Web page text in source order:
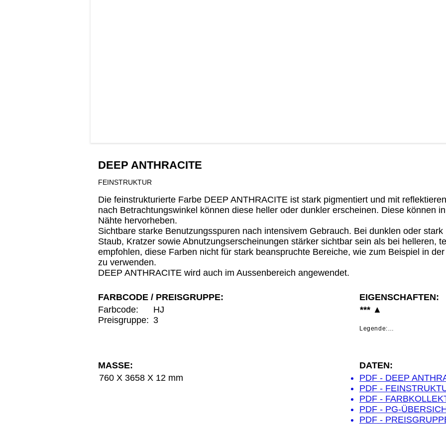
DEEP ANTHRACITE
FEINSTRUKTUR
Die feinstrukturierte Farbe DEEP ANTHRACITE ist stark pigmentiert und mit
nach Betrachtungswinkel können diese heller oder dunkler erscheinen. Diese können
Nähte hervorheben.
Sichtbare starke Benutzungsspuren nach intensivem Gebrauch. Bei dunklen oder
Staub, Kratzer sowie Abnutzungserscheinungen stärker sichtbar sein als bei helleren,
empfohlen, diese Farben nicht für stark beanspruchte Bereiche, wie zum Beispiel in
zu verwenden.
DEEP ANTHRACITE wird auch im Aussenbereich angewendet.
FARBCODE / PREISGRUPPE:
Farbcode:
Preisgruppe:
HJ
3
MASSE:
760 X 3658 X 12 mm
EIGENSCHAFTEN:
*** ▲
Legende:
***  Sichtbare starke
Staub, Kratzer sowie
empfohlen, diese Farben
zu verwenden.
~     Diese Farben können
~~   Diese Farben können
DATEN:
PDF - DEEP
PDF -
PDF -
PDF - PG-
PDF -